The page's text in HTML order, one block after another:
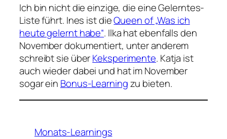
Ich bin nicht die einzige, die eine Gelerntes-
Liste führt. Ines ist dieQueen of „Was ich
heute gelernt habe“. Ilka hat ebenfalls den
November dokumentiert, unter anderem
schreibt sie überKeksperimente. Katja ist
auch wieder dabei und hat im November
sogar ein Bonus-Learningzu bieten.
Monats-Learnings